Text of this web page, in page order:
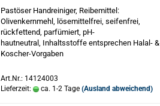
Pastöser Handreiniger, Reibemittel:
Olivenkernmehl, lösemittelfrei, seifenfrei,
rückfettend, parfümiert, pH-
hautneutral, Inhaltsstoffe entsprechen Halal- &
Koscher-Vorgaben
Art.Nr.: 14124003
Lieferzeit:
ca. 1-2 Tage (Ausland abweichend)